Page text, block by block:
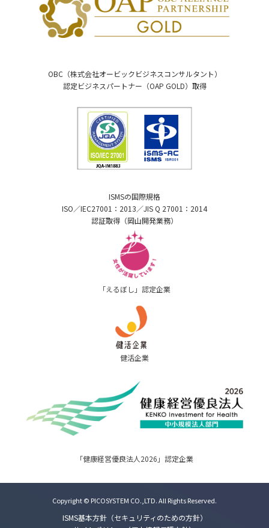
OBC（株式会社オービックビジネスコンサルタント）
認定ビジネスパートナー（OAP GOLD）取得
ISMSの国際規格
ISO／IEC27001：2013／JIS Q 27001：2014
認証取得（岡山開発業務）
「えるぼし」認定企業
健活企業
「健康経営優良法人2026」認定企業
Copyright © PICOSYSTEM CO.,LTD. All Rights Reserved.
ISMS基本方針（セキュリティのための方針）